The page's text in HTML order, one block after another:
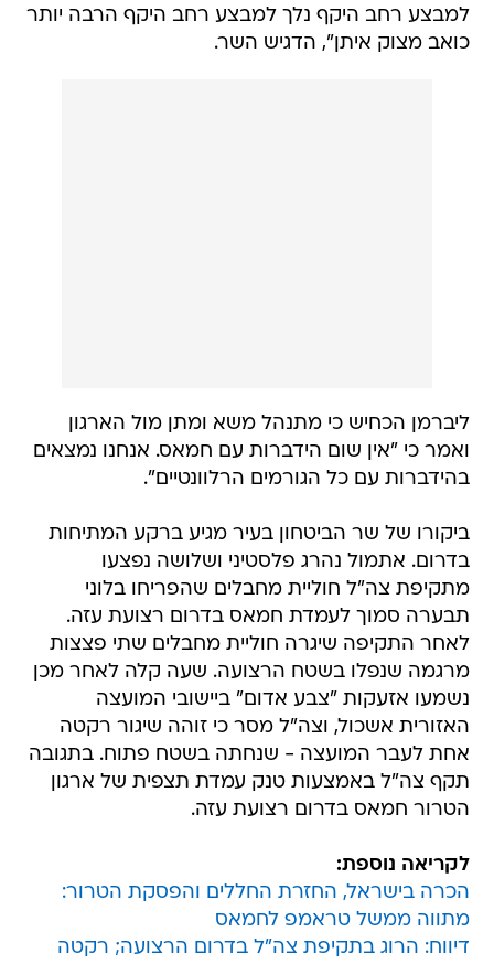
למבצע רחב היקף נלך למבצע רחב היקף הרבה יותר
כואב מצוק איתן", הדגיש השר.
ליברמן הכחיש כי מתנהל משא ומתן מול הארגון
ואמר כי "אין שום הידברות עם חמאס. אנחנו נמצאים
בהידברות עם כל הגורמים הרלוונטיים".
ביקורו של שר הביטחון בעיר מגיע ברקע המתיחות
בדרום. אתמול נהרג פלסטיני ושלושה נפצעו
מתקיפת צה"ל חוליית מחבלים שהפריחו בלוני
תבערה סמוך לעמדת חמאס בדרום רצועת עזה.
לאחר התקיפה שיגרה חוליית מחבלים שתי פצצות
מרגמה שנפלו בשטח הרצועה. שעה קלה לאחר מכן
נשמעו אזעקות "צבע אדום" ביישובי המועצה
האזורית אשכול, וצה"ל מסר כי זוהה שיגור רקטה
אחת לעבר המועצה - שנחתה בשטח פתוח. בתגובה
תקף צה"ל באמצעות טנק עמדת תצפית של ארגון
הטרור חמאס בדרום רצועת עזה.
לקריאה נוספת:
הכרה בישראל, החזרת החללים והפסקת הטרור:
מתווה ממשל טראמפ לחמאס
דיווח: הרוג בתקיפת צה"ל בדרום הרצועה; רקטה